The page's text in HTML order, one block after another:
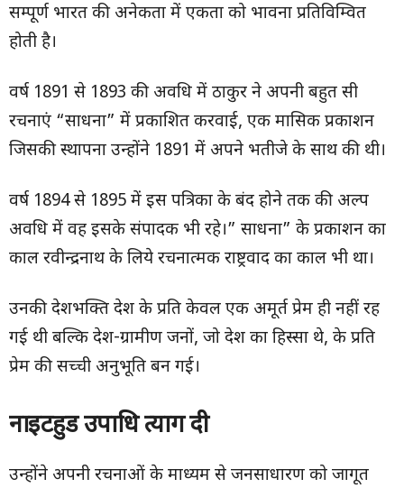
सम्पूर्ण भारत की अनेकता में एकता को भावना प्रतिविम्वित
होती है।
वर्ष 1891 से 1893 की अवधि में ठाकुर ने अपनी बहुत सी
रचनाएं “साधना” में प्रकाशित करवाई, एक मासिक प्रकाशन
जिसकी स्थापना उन्होंने 1891 में अपने भतीजे के साथ की थी।
वर्ष 1894 से 1895 में इस पत्रिका के बंद होने तक की अल्प
अवधि में वह इसके संपादक भी रहे।” साधना” के प्रकाशन का
काल रवीन्द्रनाथ के लिये रचनात्मक राष्ट्रवाद का काल भी था।
उनकी देशभक्ति देश के प्रति केवल एक अमूर्त प्रेम ही नहीं रह
गई थी बल्कि देश-ग्रामीण जनों, जो देश का हिस्सा थे, के प्रति
प्रेम की सच्ची अनुभूति बन गई।
नाइटहुड उपाधि त्यागदी
उन्होंने अपनी रचनाओं के माध्यम से जनसाधारण को जागूत